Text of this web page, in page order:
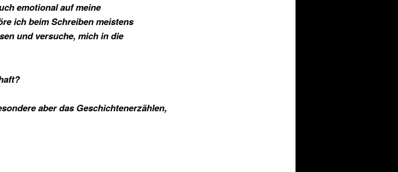
emotional auf meine
ich beim Schreiben meistens
und versuche, mich in die
aber das Geschichtenerzählen,